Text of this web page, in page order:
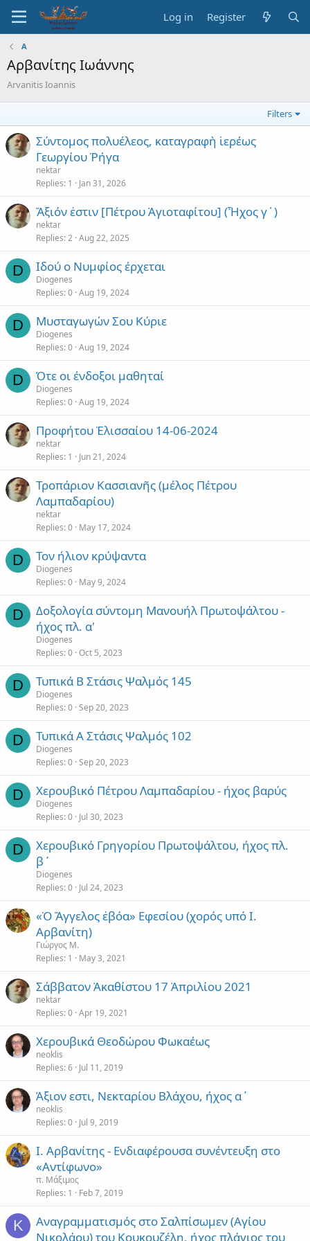
Log in Register
A
Αρβανίτης Ιωάννης
Arvanitis Ioannis
Filters
Σύντομος πολυέλεος, καταγραφὴ ἱερέως
Γεωργίου Ῥήγα
nektar
Replies 1 Jan 31, 2026
Ἄξιόν ἐστιν [Πέτρου Ἁγιοταφίτου] (Ἦχος γ´)
nektar
Replies 2 Aug 22, 2025
D Ιδού ο Νυμφίος έρχεται
Diogenes
Replies 0 Aug 19, 2024
D Μυσταγωγών Σου Κύριε
Diogenes
Replies 0 Aug 19, 2024
D Ότε οι ένδοξοι μαθηταί
Diogenes
Replies 0 Aug 19, 2024
Προφήτου Ἐλισσαίου 14-06-2024
nektar
Replies 1 Jun 21, 2024
Τροπάριον Κασσιανῆς (μέλος Πέτρου
Λαμπαδαρίου)
nektar
Replies 0 May 17, 2024
D Τον ήλιον κρύψαντα
Diogenes
Replies 0 May 9, 2024
D
Δοξολογία σύντομη Μανουήλ Πρωτοψάλτου -
ήχος πλ. α'
Diogenes
Replies 0 Oct 5, 2023
D Τυπικά Β Στάσις Ψαλμός 145
Diogenes
Replies 0 Sep 20, 2023
D Τυπικά Α Στάσις Ψαλμός 102
Diogenes
Replies 0 Sep 20, 2023
D Χερουβικό Πέτρου Λαμπαδαρίου - ήχος βαρύς
Diogenes
Replies 0 Jul 30, 2023
D
Χερουβικό Γρηγορίου Πρωτοψάλτου, ήχος πλ.
β΄
Diogenes
Replies 0 Jul 24, 2023
«Ὁ Ἄγγελος ἐβόα» Εφεσίου (χορός υπό Ι.
Αρβανίτη)
Γιώργος Μ.
Replies 1 May 3, 2021
Σάββατον Ἀκαθίστου 17 Ἀπριλίου 2021
nektar
Replies 0 Apr 19, 2021
Χερουβικά Θεοδώρου Φωκαέως
neoklis
Replies 6 Jul 11, 2019
Άξιον εστι, Νεκταρίου Βλάχου, ήχος α΄
neoklis
Replies 0 Jul 9, 2019
Ι. Αρβανίτης - Ενδιαφέρουσα συνέντευξη στο
«Αντίφωνο»
π. Μάξιμος
Replies 1 Feb 7, 2019
Κ
Αναγραμματισμός στο Σαλπίσωμεν (Αγίου
Νικολάου) του Κουκουζέλη, ήχος πλάγιος του